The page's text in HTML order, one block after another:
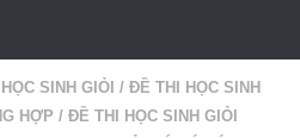
SINH GIỎI / ĐỀ THI HỌC SINH
HỢP / ĐỀ THI HỌC SINH GIỎI